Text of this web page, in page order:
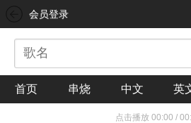
会员登录
首页 串烧 中文 英
点击播放 00:00 /